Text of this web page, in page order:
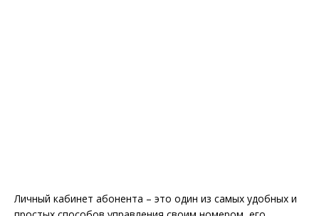
Личный кабинет абонента – это один из самых удобных и